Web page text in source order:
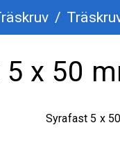
/
x 50
Syrafast 5 x